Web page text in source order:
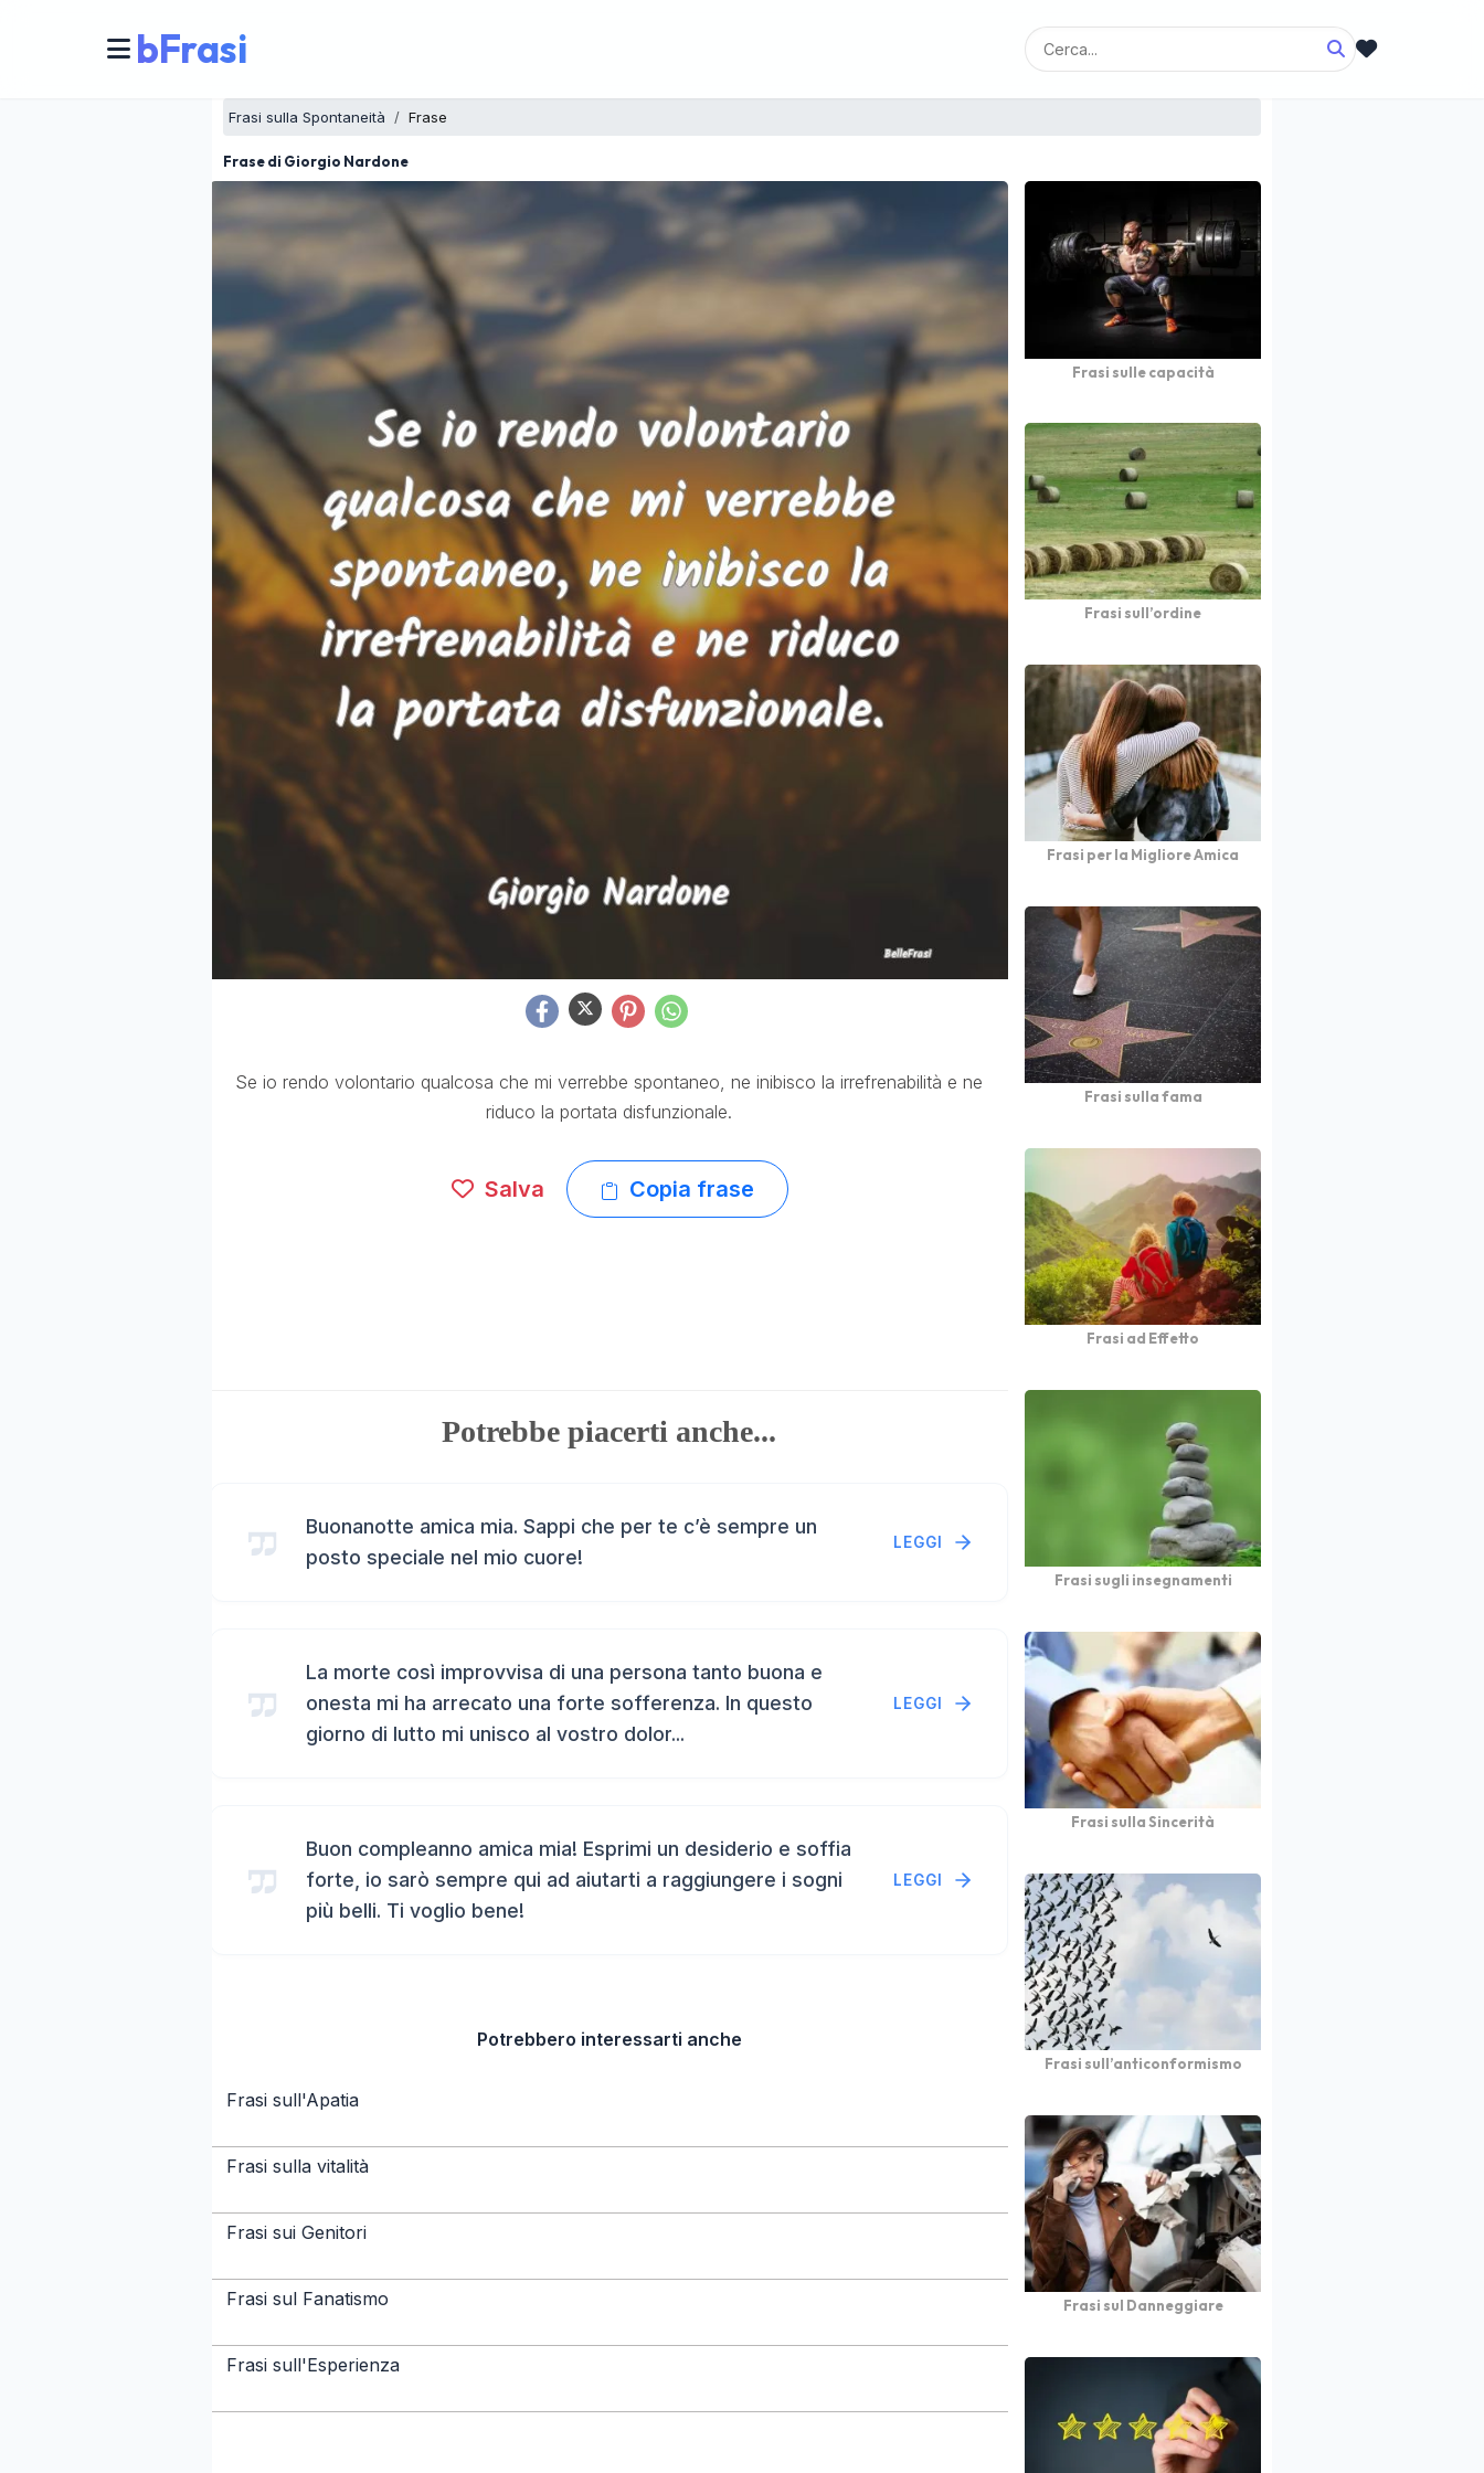
bFrasi
Frasi sulla Spontaneità Frase
Frase di Giorgio Nardone
Se io rendo volontario qualcosa che mi verrebbe spontaneo, ne inibisco la irrefrenabilità e ne
riduco la portata disfunzionale.
Salva Copia frase
Potrebbe piacerti anche...
Buonanotte amica mia. Sappi che per te c’è sempre un
posto speciale nel mio cuore!
LEGGI
La morte così improvvisa di una persona tanto buona e
onesta mi ha arrecato una forte sofferenza. In questo
giorno di lutto mi unisco al vostro dolor...
LEGGI
Buon compleanno amica mia! Esprimi un desiderio e soffia
forte, io sarò sempre qui ad aiutarti a raggiungere i sogni
più belli. Ti voglio bene!
LEGGI
Potrebbero interessarti anche
Frasi sull'Apatia
Frasi sulla vitalità
Frasi sui Genitori
Frasi sul Fanatismo
Frasi sull'Esperienza
Frasi sulle capacità
Frasi sull’ordine
Frasi per la Migliore Amica
Frasi sulla fama
Frasi ad Effetto
Frasi sugli insegnamenti
Frasi sulla Sincerità
Frasi sull’anticonformismo
Frasi sul Danneggiare